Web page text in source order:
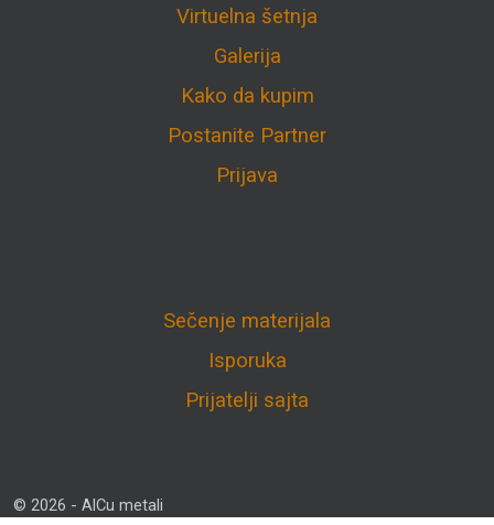
Virtuelna šetnja
Galerija
Kako da kupim
Postanite Partner
Prijava
Sečenje materijala
Isporuka
Prijatelji sajta
© 2026 - AlCu metali